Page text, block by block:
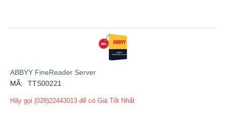
ABBYY FineReader Server
MÃ:
TTS00221
Hãy gọi (028)22443013 để có Giá Tốt Nhất